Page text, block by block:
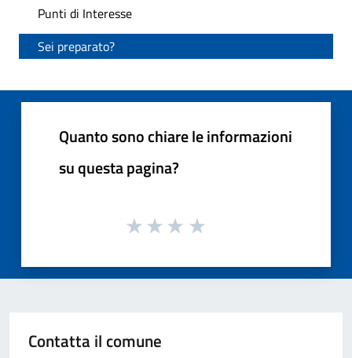
Punti di Interesse
Sei preparato?
Quanto sono chiare le informazioni
su questa pagina?
Contatta il comune